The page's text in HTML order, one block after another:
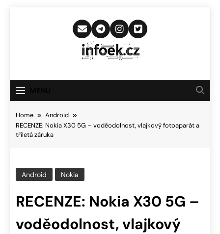
Infoek.cz
Novinkám
Home
Android
RECENZE: Nokia X30 5G – voděodolnost, vlajkový fotoaparát a
tříletá záruka
Android Nokia
RECENZE: Nokia X30 5G –
voděodolnost, vlajkový